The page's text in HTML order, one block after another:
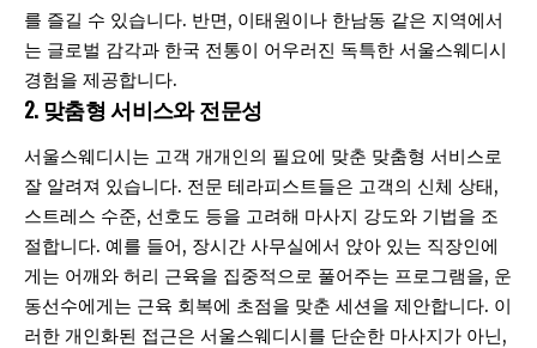
를 즐길 수 있습니다. 반면, 이태원이나 한남동 같은 지역에서
는 글로벌 감각과 한국 전통이 어우러진 독특한 서울스웨디시
경험을 제공합니다.
2. 맞춤형 서비스와 전문성
서울스웨디시는 고객 개개인의 필요에 맞춘 맞춤형 서비스로
잘 알려져 있습니다. 전문 테라피스트들은 고객의 신체 상태,
스트레스 수준, 선호도 등을 고려해 마사지 강도와 기법을 조
절합니다. 예를 들어, 장시간 사무실에서 앉아 있는 직장인에
게는 어깨와 허리 근육을 집중적으로 풀어주는 프로그램을, 운
동선수에게는 근육 회복에 초점을 맞춘 세션을 제안합니다. 이
러한 개인화된 접근은 서울스웨디시를 단순한 마사지가 아닌,